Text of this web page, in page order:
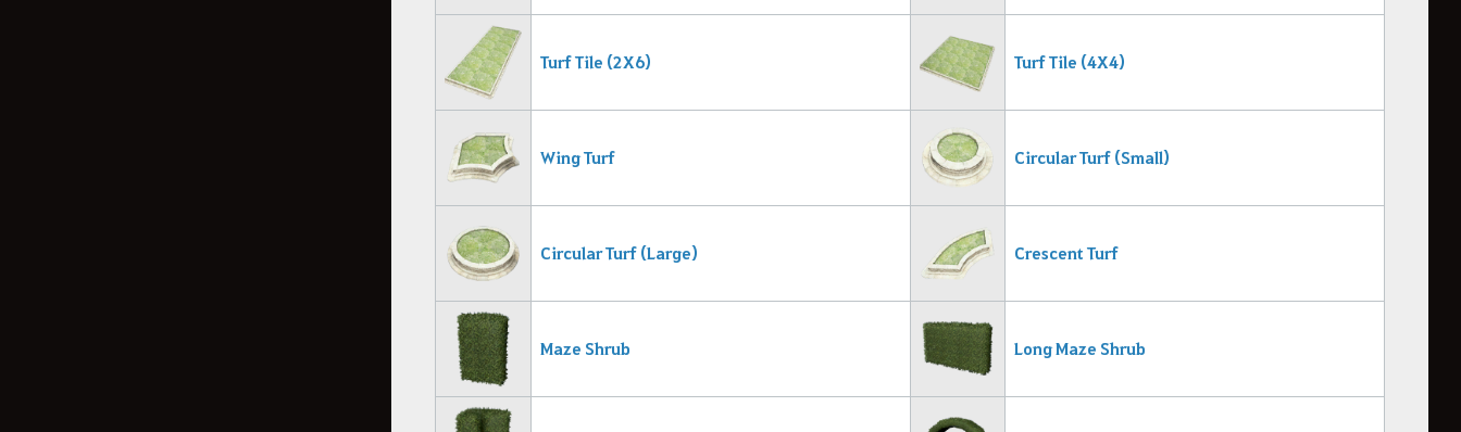
Turf Tile (2X6) Turf Tile (4X4)
Wing Turf Circular Turf (Small)
Circular Turf (Large) Crescent Turf
Maze Shrub Long Maze Shrub